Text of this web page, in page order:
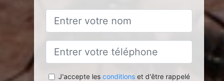
J'accepte les conditionset d'être rappelé